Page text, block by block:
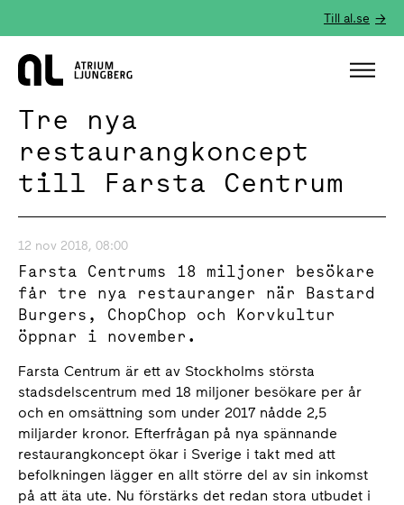
Till al.se
Hem
Tre nya
restaurangkoncept
till Farsta Centrum
12 nov 2018, 08:00
Farsta Centrums 18 miljoner besökare
får tre nya restauranger när Bastard
Burgers, ChopChop och Korvkultur
öppnar i november.
Farsta Centrum är ett av Stockholms största
stadsdelscentrum med 18 miljoner besökare per år
och en omsättning som under 2017 nådde 2,5
miljarder kronor. Efterfrågan på nya spännande
restaurangkoncept ökar i Sverige i takt med att
befolkningen lägger en allt större del av sin inkomst
på att äta ute. Nu förstärks det redan stora utbudet i